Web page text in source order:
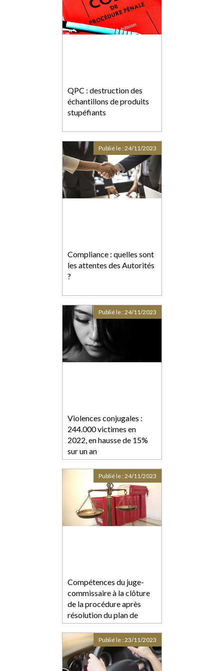
QPC : destruction des
échantillons de produits
stupéfiants
Compliance : quelles sont
les attentes des Autorités
?
Publié le :24/11/2023
Violences conjugales :
244.000 victimes en
2022, en hausse de 15%
sur un an
Publié le :24/11/2023
Compétences du juge-
commissaire à la clôture
de la procédure après
résolution du plan de
redressement
Publié le :24/11/2023
Publié le :23/11/2023